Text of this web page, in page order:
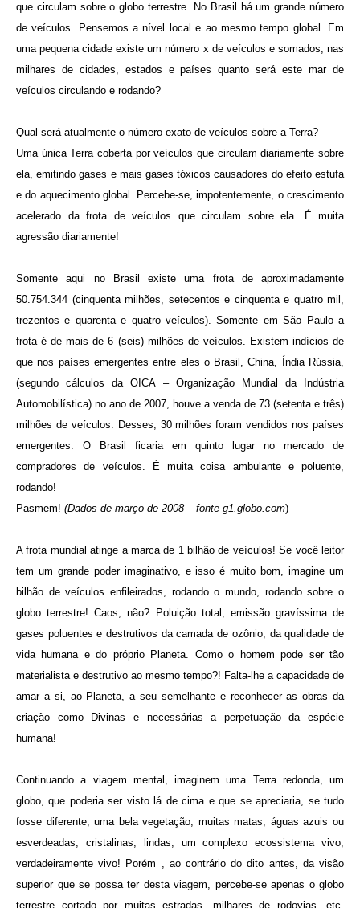
que circulam sobre o globo terrestre. No Brasil há um grande número
de veículos. Pensemos a nível local e ao mesmo tempo global. Em
uma pequena cidade existe um número x de veículos e somados, nas
milhares de cidades, estados e países quanto será este mar de
veículos circulando e rodando?
Qual será atualmente o número exato de veículos sobre a Terra?
Uma única Terra coberta por veículos que circulam diariamente sobre
ela, emitindo gases e mais gases tóxicos causadores do efeito estufa
e do aquecimento global. Percebe-se, impotentemente, o crescimento
acelerado da frota de veículos que circulam sobre ela. É muita
agressão diariamente!
Somente aqui no Brasil existe uma frota de aproximadamente
50.754.344 (cinquenta milhões, setecentos e cinquenta e quatro mil,
trezentos e quarenta e quatro veículos). Somente em São Paulo a
frota é de mais de 6 (seis) milhões de veículos. Existem indícios de
que nos países emergentes entre eles o Brasil, China, Índia Rússia,
(segundo cálculos da OICA – Organização Mundial da Indústria
Automobilística) no ano de 2007, houve a venda de 73 (setenta e três)
milhões de veículos. Desses, 30 milhões foram vendidos nos países
emergentes. O Brasil ficaria em quinto lugar no mercado de
compradores de veículos. É muita coisa ambulante e poluente,
rodando!
Pasmem! (Dados de março de 2008 – fonte g1.globo.com)
A frota mundial atinge a marca de 1 bilhão de veículos! Se você leitor
tem um grande poder imaginativo, e isso é muito bom, imagine um
bilhão de veículos enfileirados, rodando o mundo, rodando sobre o
globo terrestre! Caos, não? Poluição total, emissão gravíssima de
gases poluentes e destrutivos da camada de ozônio, da qualidade de
vida humana e do próprio Planeta. Como o homem pode ser tão
materialista e destrutivo ao mesmo tempo?! Falta-lhe a capacidade de
amar a si, ao Planeta, a seu semelhante e reconhecer as obras da
criação como Divinas e necessárias a perpetuação da espécie
humana!
Continuando a viagem mental, imaginem uma Terra redonda, um
globo, que poderia ser visto lá de cima e que se apreciaria, se tudo
fosse diferente, uma bela vegetação, muitas matas, águas azuis ou
esverdeadas, cristalinas, lindas, um complexo ecossistema vivo,
verdadeiramente vivo! Porém , ao contrário do dito antes, da visão
superior que se possa ter desta viagem, percebe-se apenas o globo
terrestre cortado por muitas estradas, milhares de rodovias, etc.